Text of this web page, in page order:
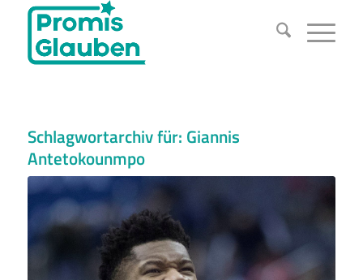
Schlagwortarchiv für: Giannis
Antetokounmpo